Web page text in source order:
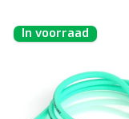
In voorraad